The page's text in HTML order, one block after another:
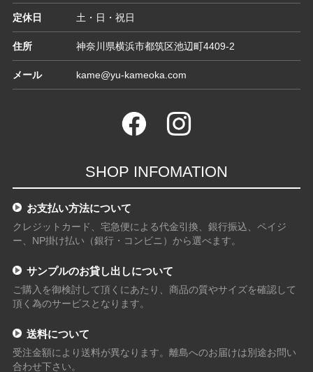
定休日 土・日・祝日
住所 神奈川県横浜市都筑区池辺町4409-2
メール kame@yu-kameoka.com
SHOP INFOMATION
お支払い方法について
クレジットカード、宅急便による代金引換、銀行振込、ペイジ
ー、NP掛け払い（銀行・コンビニ）から選べます。
サンプルのお貸し出しについて
ご購入を御検討して頂くにあたり、商品の質やサイズを確認して
頂く為のサービスとなります。
送料について
受注金額により送料が異なります。離島へのお届けは別途お問い
合わせ下さい。